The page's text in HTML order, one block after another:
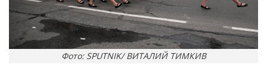
Фото: SPUTNIK/ ВИТАЛИЙ ТИМКИВ